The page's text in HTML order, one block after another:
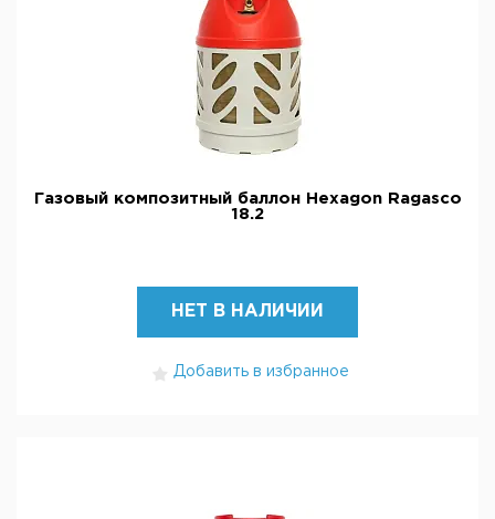
Газовый композитный баллон Hexagon Ragasco
18.2
НЕТ В НАЛИЧИИ
Добавить в избранное